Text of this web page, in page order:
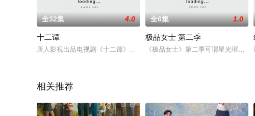
全32集 4.0
十二谭
唐人影视出品电视剧《十二谭》改编自尼罗所著的同名小说。
全6集 1.0
极品女士 第二季
《极品女士》第二季可谓星光璀璨
相关推荐